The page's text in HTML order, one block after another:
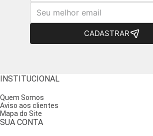
E-mail
CADASTRAR
INSTITUCIONAL
Quem Somos
Aviso aos clientes
Mapa do Site
SUA CONTA